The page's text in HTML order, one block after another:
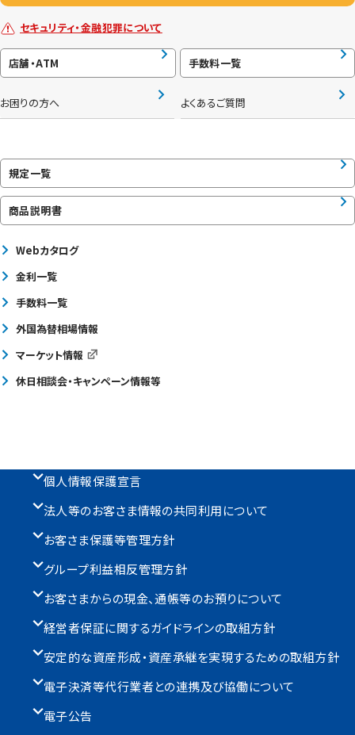
セキュリティ・金融犯罪について
店舗・ATM 手数料一覧
お困りの方へ よくあるご質問
規定一覧
商品説明書
Webカタログ
金利一覧
手数料一覧
外国為替相場情報
マーケット情報
休日相談会・キャンペーン情報等
個人情報保護宣言
法人等のお客さま情報の共同利用について
お客さま保護等管理方針
グループ利益相反管理方針
お客さまからの現金、通帳等のお預りについて
経営者保証に関するガイドラインの取組方針
安定的な資産形成・資産承継を実現するための取組方針
電子決済等代行業者との連携及び協働について
電子公告